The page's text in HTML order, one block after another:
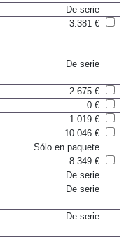
3.781 €
De serie
2.675 €
0 €
1.019 €
10.046 €
Sólo en paquete
8.349 €
De serie